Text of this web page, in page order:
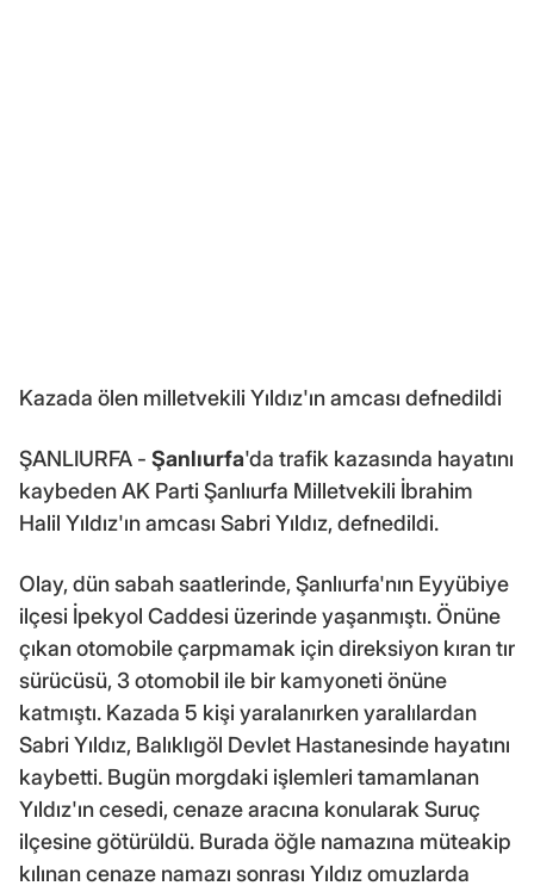
Kazada ölen milletvekili Yıldız'ın amcası defnedildi
ŞANLIURFA - Şanlıurfa'da trafik kazasında hayatını
kaybeden AK Parti Şanlıurfa Milletvekili İbrahim
Halil Yıldız'ın amcası Sabri Yıldız, defnedildi.
Olay, dün sabah saatlerinde, Şanlıurfa'nın Eyyübiye
ilçesi İpekyol Caddesi üzerinde yaşanmıştı. Önüne
çıkan otomobile çarpmamak için direksiyon kıran tır
sürücüsü, 3 otomobil ile bir kamyoneti önüne
katmıştı. Kazada 5 kişi yaralanırken yaralılardan
Sabri Yıldız, Balıklıgöl Devlet Hastanesinde hayatını
kaybetti. Bugün morgdaki işlemleri tamamlanan
Yıldız'ın cesedi, cenaze aracına konularak Suruç
ilçesine götürüldü. Burada öğle namazına müteakip
kılınan cenaze namazı sonrası Yıldız omuzlarda